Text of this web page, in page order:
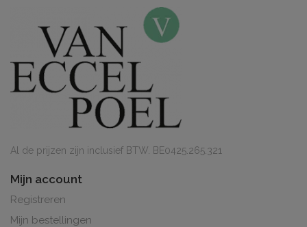
Al de prijzen zijn inclusief BTW. BE0425.265.321
Mijn account
Registreren
Mijn bestellingen